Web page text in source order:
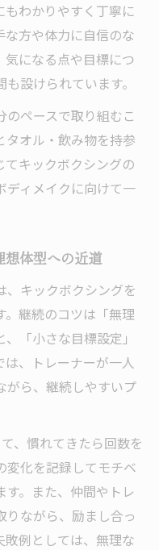
わかりやすく丁寧に
方や体力に自信のな
気になる点や目標につ
設けられています。
ペースで取り組むこ
タオル・飲み物を持参
てキックボクシングの
ディメイクに向けて一
想体型への近道
、キックボクシングを
継続のコツは「無理
「小さな目標設定」
、トレーナーが一人
がら、継続しやすいプ
、慣れてきたら回数を
変化を記録してモチベ
。また、仲間やトレ
ながら、励まし合っ
例としては、無理な